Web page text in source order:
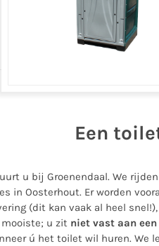
Een
u bij Groenendaal. We rijden
in Oosterhout. Er worden
(dit kan vaak al heel snel!),
u zit niet vast aan een
ú het toilet wil huren. We